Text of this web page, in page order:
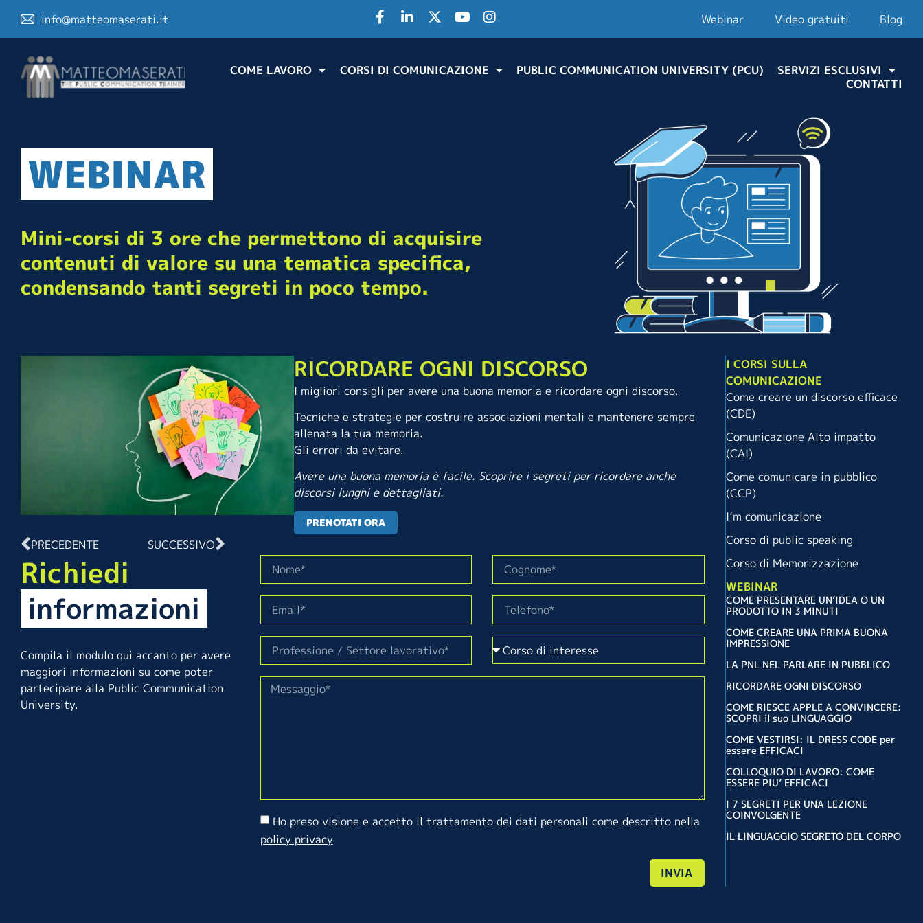
info@matteomaserati.it Webinar Video gratuiti Blog
COME LAVORO CORSI DI COMUNICAZIONE PUBLIC COMMUNICATION UNIVERSITY (PCU)
SERVIZI ESCLUSIVI
CONTATTI
WEBINAR
Mini-corsi di 3 ore che permettono di acquisire
contenuti di valore su una tematica specifica,
condensando tanti segreti in poco tempo.
RICORDARE OGNI DISCORSO
I migliori consigli per avere una buona memoria e ricordare ogni discorso.
Tecniche e strategie per costruire associazioni mentali e mantenere sempre
allenata la tua memoria.
Gli errori da evitare.
Avere una buona memoria è facile. Scoprire i segreti per ricordare anche
discorsi lunghi e dettagliati.
PRENOTATI ORA
PRECEDENTE SUCCESSIVO
Richiedi
informazioni
Compila il modulo qui accanto per avere
maggiori informazioni su come poter
partecipare alla Public Communication
University.
Ho preso visione e accetto il trattamento dei dati personali come descritto nella
policy privacy
INVIA
I CORSI SULLA
COMUNICAZIONE
Come creare un discorso efficace
(CDE)
Comunicazione Alto impatto
(CAI)
Come comunicare in pubblico
(CCP)
I’m comunicazione
Corso di public speaking
Corso di Memorizzazione
WEBINAR
COME PRESENTARE UN’IDEA O UN
PRODOTTO IN 3 MINUTI
COME CREARE UNA PRIMA BUONA
IMPRESSIONE
LA PNL NEL PARLARE IN PUBBLICO
RICORDARE OGNI DISCORSO
COME RIESCE APPLE A CONVINCERE:
SCOPRI il suo LINGUAGGIO
COME VESTIRSI: IL DRESS CODE per
essere EFFICACI
COLLOQUIO DI LAVORO: COME
ESSERE PIU’ EFFICACI
I 7 SEGRETI PER UNA LEZIONE
COINVOLGENTE
IL LINGUAGGIO SEGRETO DEL CORPO